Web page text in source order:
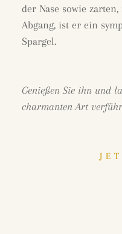
der Nase sowie
Abgang, ist er ein
Spargel.
Genießen Sie ihn und
charmanten Art